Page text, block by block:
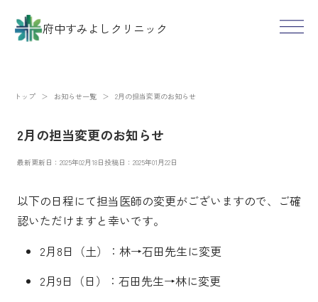
府中すみよしクリニック
トップ ＞ お知らせ一覧 ＞ 2月の担当変更のお知らせ
2月の担当変更のお知らせ
最新更新日：2025年02月18日投稿日：2025年01月22日
以下の日程にて担当医師の変更がございますので、ご確
認いただけますと幸いです。
2月8日（土）：林→石田先生に変更
2月9日（日）：石田先生→林に変更